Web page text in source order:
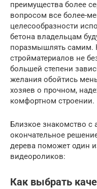
преимущества более
вопросом все более-
целесообразности
бетона владельцам
поразмышлять самим.
стройматериалов не
большей степени
желания обойтись
хозяев о прочном,
комфортном строении.
Близкое знакомство с
окончательное
дерева поможет один
видеороликов:
Как выбрать